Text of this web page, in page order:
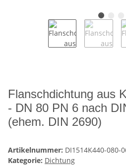
Flanschdichtung aus
- DN 80 PN 6 nach
(ehem. DIN 2690)
Artikelnummer: DI1514K440-080-
Kategorie: Dichtung